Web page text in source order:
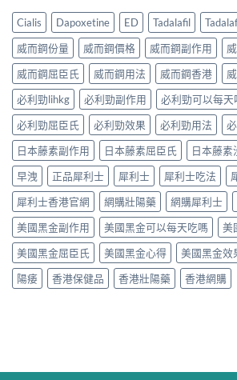
Cialis Dapoxetine ED Tadalafil
威而鋼份量
威而鋼價格 威而鋼副作用
威而鋼屈臣氏
威而鋼用法 威而鋼香港
必利勁lihkg
必利勁副作用 必利勁可以每天
必利勁屈臣氏
必利勁效果 必利勁用法
日本藤素副作用
日本藤素屈臣氏 日本藤素
早洩
正品犀利士 犀利士 犀利士吃法
犀利士香港官網
網購壯陽藥 網購犀利士
美國黑金副作用
美國黑金可以每天吃嗎
美
美國黑金屈臣氏
美國黑金心得 美國黑金效
陽痿
香港保健品 香港壯陽藥 香港網購